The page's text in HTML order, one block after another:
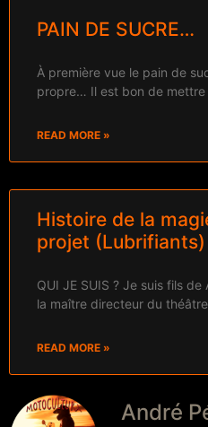
PAIN DE SUCRE…
À première vue le pain de
propre… Il est bon de mettre
READ MORE »
Histoire de la
projet (Lubrifiants)
QUI JE SUIS ? Je suis fils
la maître directeur du
READ MORE »
André